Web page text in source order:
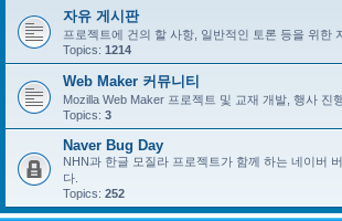
자유 게시판
프로젝트에 건의 할 사항, 일반적인 토론 등을 위한
Topics: 1214
Web Maker 커뮤니티
Mozilla Web Maker 프로젝트 및 교재 개발, 행사 진
Topics: 3
Naver Bug Day
NHN과 한글 모질라 프로젝트가 함께 하는 네이버
다.
Topics: 252